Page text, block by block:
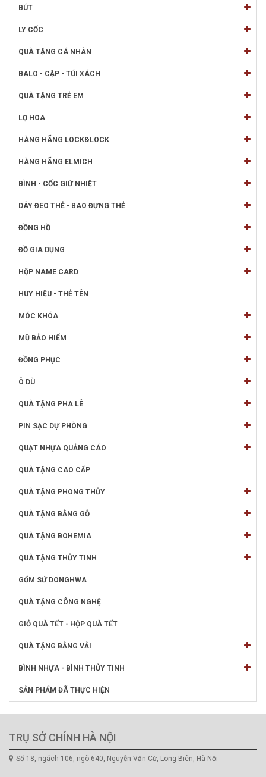
BÚT
LY CỐC
QUÀ TẶNG CÁ NHÂN
BALO - CẶP - TÚI XÁCH
QUÀ TẶNG TRẺ EM
LỌ HOA
HÀNG HÃNG LOCK&LOCK
HÀNG HÃNG ELMICH
BÌNH - CỐC GIỮ NHIỆT
DÂY ĐEO THẺ - BAO ĐỰNG THẺ
ĐỒNG HỒ
ĐỒ GIA DỤNG
HỘP NAME CARD
HUY HIỆU - THẺ TÊN
MÓC KHÓA
MŨ BẢO HIỂM
ĐỒNG PHỤC
Ô DÙ
QUÀ TẶNG PHA LÊ
PIN SẠC DỰ PHÒNG
QUẠT NHỰA QUẢNG CÁO
QUÀ TẶNG CAO CẤP
QUÀ TẶNG PHONG THỦY
QUÀ TẶNG BẰNG GỖ
QUÀ TẶNG BOHEMIA
QUÀ TẶNG THỦY TINH
GỐM SỨ DONGHWA
QUÀ TẶNG CÔNG NGHỆ
GIỎ QUÀ TẾT - HỘP QUÀ TẾT
QUÀ TẶNG BẰNG VẢI
BÌNH NHỰA - BÌNH THỦY TINH
SẢN PHẨM ĐÃ THỰC HIỆN
TRỤ SỞ CHÍNH HÀ NỘI
Số 18, ngách 106, ngõ 640, Nguyễn Văn Cừ, Long Biên, Hà Nội